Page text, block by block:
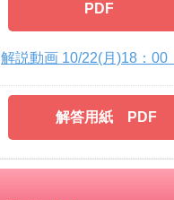
PDF
解説動画 10/22(月)18：
解答用紙 PDF